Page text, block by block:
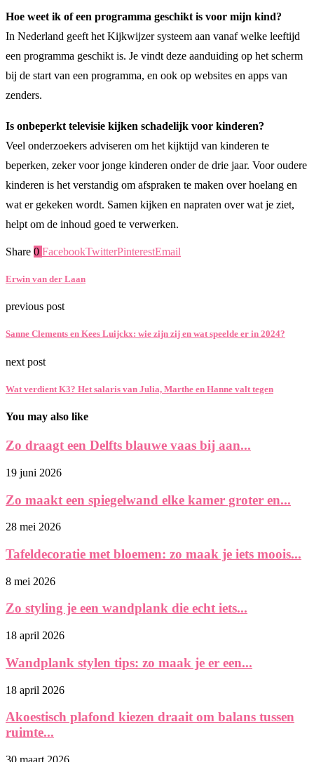
Hoe weet ik of een programma geschikt is voor mijn kind?
In Nederland geeft het Kijkwijzer systeem aan vanaf welke leeftijd
een programma geschikt is. Je vindt deze aanduiding op het scherm
bij de start van een programma, en ook op websites en apps van
zenders.
Is onbeperkt televisie kijken schadelijk voor kinderen?
Veel onderzoekers adviseren om het kijktijd van kinderen te
beperken, zeker voor jonge kinderen onder de drie jaar. Voor oudere
kinderen is het verstandig om afspraken te maken over hoelang en
wat er gekeken wordt. Samen kijken en napraten over wat je ziet,
helpt om de inhoud goed te verwerken.
Share 0 FacebookTwitterPinterestEmail
Erwin van der Laan
previous post
Sanne Clements en Kees Luijckx: wie zijn zij en wat speelde er in 2024?
next post
Wat verdient K3? Het salaris van Julia, Marthe en Hanne valt tegen
You may also like
Zo draagt een Delfts blauwe vaas bij aan...
19 juni 2026
Zo maakt een spiegelwand elke kamer groter en...
28 mei 2026
Tafeldecoratie met bloemen: zo maak je iets moois...
8 mei 2026
Zo styling je een wandplank die echt iets...
18 april 2026
Wandplank stylen tips: zo maak je er een...
18 april 2026
Akoestisch plafond kiezen draait om balans tussen
ruimte...
30 maart 2026